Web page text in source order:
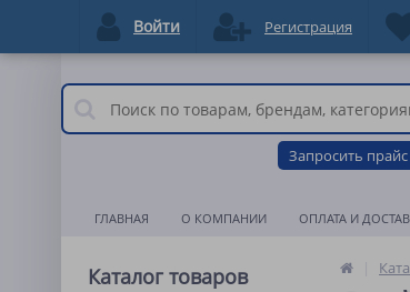
Запросить прайс
ГЛАВНАЯ О КОМПАНИИ ОПЛАТА И
Каталог товаров
Войти Регистрация